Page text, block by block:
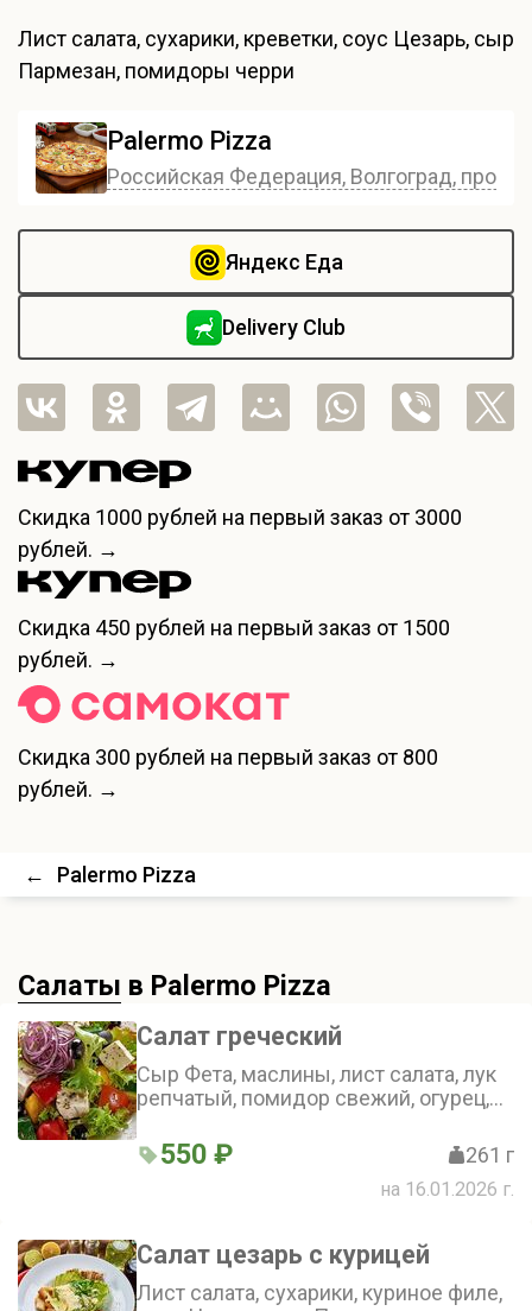
Лист салата, сухарики, креветки, соус Цезарь, сыр
Пармезан, помидоры черри
Palermo Pizza
Российская Федерация, Волгоград,
Яндекс Еда
Delivery Club
Скидка 1000 рублей на первый заказ от 3000
рублей. →
Скидка 450 рублей на первый заказ от 1500
рублей. →
Скидка 300 рублей на первый заказ от 800
рублей. →
← Palermo Pizza
Салаты в Palermo Pizza
Салат греческий
Сыр Фета, маслины, лист салата, лук
репчатый, помидор свежий, огурец,
бальзамическим уксусом, оливковым
маслом и орегано
550 ₽ 261 г
на 16.01.2026 г.
Салат цезарь с курицей
Лист салата, сухарики, куриное филе,